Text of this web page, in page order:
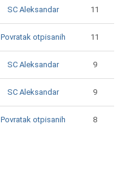
SC Aleksandar 11
Povratak otpisanih 11
SC Aleksandar 9
SC Aleksandar 9
Povratak otpisanih 8